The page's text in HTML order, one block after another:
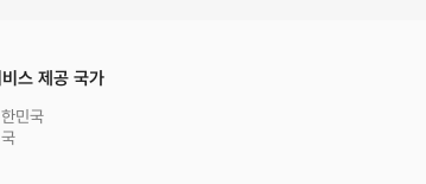
스 제공 국가
민국